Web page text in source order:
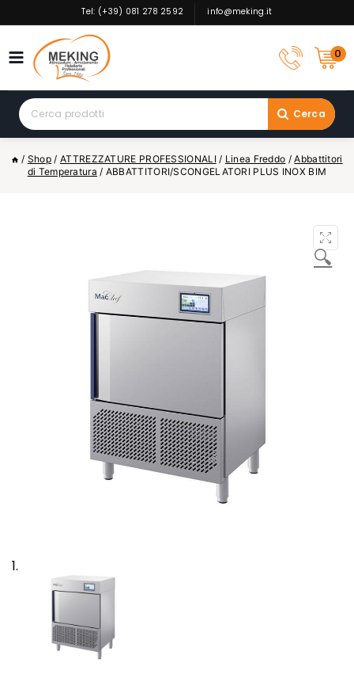
to
Tel: (+39) 081 278 2592 info@meking.it
0
Search
for:
Cerca
/ Shop / ATTREZZATURE PROFESSIONALI / Linea Freddo / Abbattitori
di Temperatura / ABBATTITORI/SCONGELATORI PLUS INOX BIM
🔍